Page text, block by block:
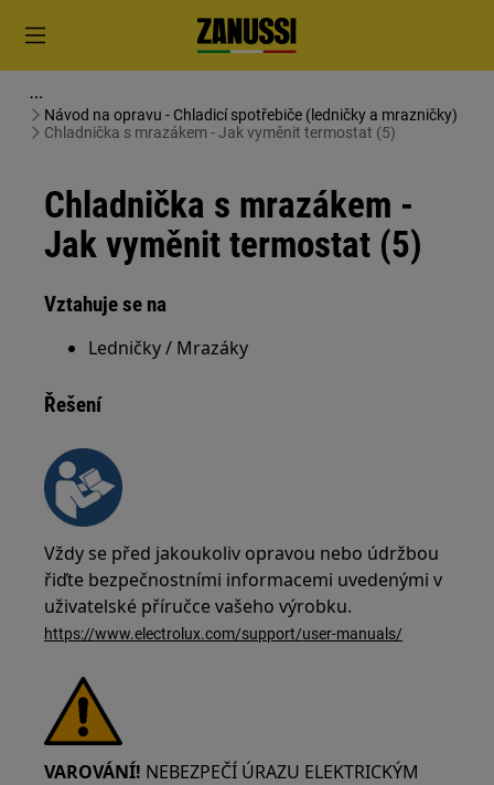
Návod na opravu - Chladicí spotřebiče (ledničky a mrazničky)
Chladnička s mrazákem - Jak vyměnit termostat (5)
Chladnička s mrazákem -
Jak vyměnit termostat (5)
Vztahuje se na
Ledničky / Mrazáky
Řešení
Vždy se před jakoukoliv opravou nebo údržbou
řiďte bezpečnostními informacemi uvedenými v
uživatelské příručce vašeho výrobku.
https://www.electrolux.com/support/user-manuals/
VAROVÁNÍ! NEBEZPEČÍ ÚRAZU ELEKTRICKÝM